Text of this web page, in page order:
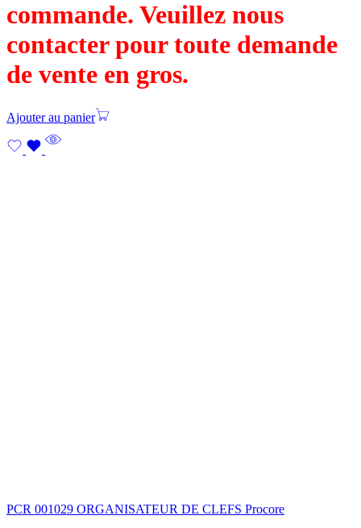
commande. Veuillez nous
contacter pour toute demande
de vente en gros.
Ajouter au panier
PCR 001029 ORGANISATEUR DE CLEFS Procore